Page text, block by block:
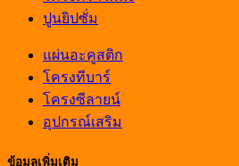
ปูนยิปซั่ม
แผ่นอะคูสติก
โครงทีบาร์
โครงซีลายน์
อุปกรณ์เสริม
ข้อมูลเพิ่มเติม